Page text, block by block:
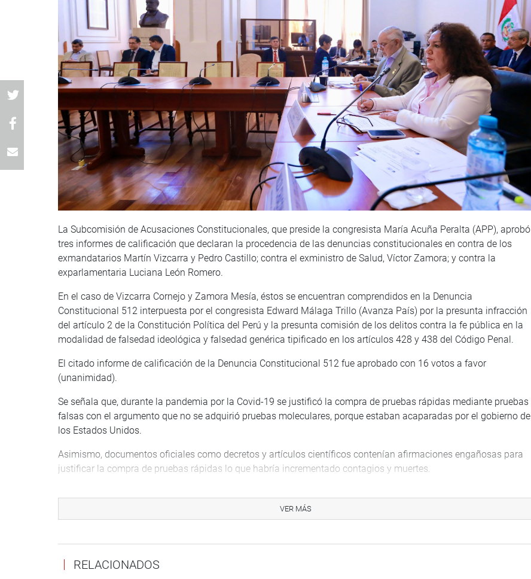
La Subcomisión de Acusaciones Constitucionales, que preside la congresista María Acuña Peralta (APP), aprobó
tres informes de calificación que declaran la procedencia de las denuncias constitucionales en contra de los
exmandatarios Martín Vizcarra y Pedro Castillo; contra el exministro de Salud, Víctor Zamora; y contra la
exparlamentaria Luciana León Romero.
En el caso de Vizcarra Cornejo y Zamora Mesía, éstos se encuentran comprendidos en la Denuncia
Constitucional 512 interpuesta por el congresista Edward Málaga Trillo (Avanza País) por la presunta infracción
del artículo 2 de la Constitución Política del Perú y la presunta comisión de los delitos contra la fe pública en la
modalidad de falsedad ideológica y falsedad genérica tipificado en los artículos 428 y 438 del Código Penal.
El citado informe de calificación de la Denuncia Constitucional 512 fue aprobado con 16 votos a favor
(unanimidad).
Se señala que, durante la pandemia por la Covid-19 se justificó la compra de pruebas rápidas mediante pruebas
falsas con el argumento que no se adquirió pruebas moleculares, porque estaban acaparadas por el gobierno de
los Estados Unidos.
Asimismo, documentos oficiales como decretos y artículos científicos contenían afirmaciones engañosas para
justificar la compra de pruebas rápidas lo que habría incrementado contagios y muertes.
delito de peculado de uso tipificado en el artículo 388 del Código Penal.
La denuncia refiere que, Castillo Terrores habría utilizado indebidamente aeronaves de la Fuerza Aérea y del
VER MÁS
RELACIONADOS